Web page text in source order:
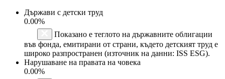
Държави с детски труд
0.00%
Показано е теглото на държавните облигации
във фонда, емитирани от страни, където детският труд е
широко разпространен (източник на данни: ISS ESG).
Нарушаване на правата на човека
0.00%